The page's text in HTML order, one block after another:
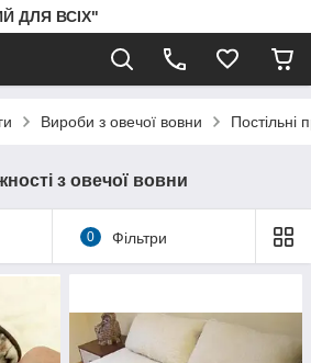
ДЛЯ ВСІХ"
Вироби з овечої вовни Постільні
з овечої вовни
0 Фільтри